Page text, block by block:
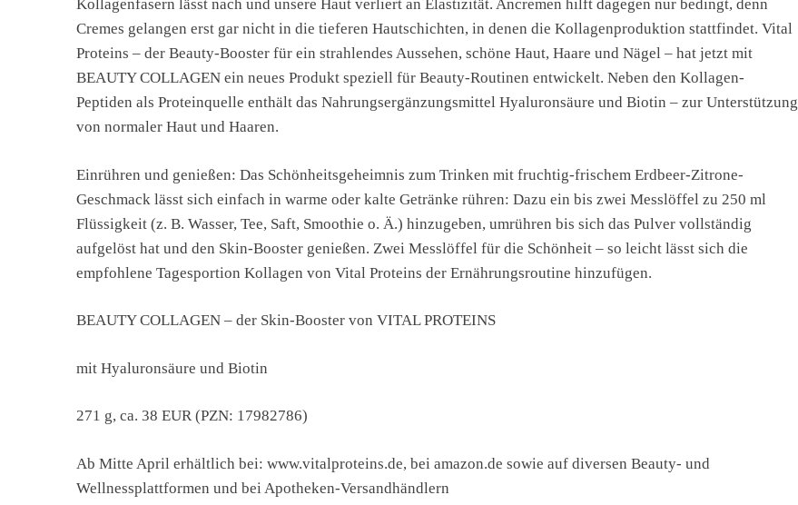
Kollagenfasern lässt nach und unsere Haut verliert an Elastizität. Ancremen hilft dagegen nur bedingt, denn
Cremes gelangen erst gar nicht in die tieferen Hautschichten, in denen die Kollagenproduktion stattfindet. Vital
Proteins – der Beauty-Booster für ein strahlendes Aussehen, schöne Haut, Haare und Nägel – hat jetzt mit
BEAUTY COLLAGEN ein neues Produkt speziell für Beauty-Routinen entwickelt. Neben den Kollagen-
Peptiden als Proteinquelle enthält das Nahrungsergänzungsmittel Hyaluronsäure und Biotin – zur Unterstützung
von normaler Haut und Haaren.
Einrühren und genießen: Das Schönheitsgeheimnis zum Trinken mit fruchtig-frischem Erdbeer-Zitrone-
Geschmack lässt sich einfach in warme oder kalte Getränke rühren: Dazu ein bis zwei Messlöffel zu 250 ml
Flüssigkeit (z. B. Wasser, Tee, Saft, Smoothie o. Ä.) hinzugeben, umrühren bis sich das Pulver vollständig
aufgelöst hat und den Skin-Booster genießen. Zwei Messlöffel für die Schönheit – so leicht lässt sich die
empfohlene Tagesportion Kollagen von Vital Proteins der Ernährungsroutine hinzufügen.
BEAUTY COLLAGEN – der Skin-Booster von VITAL PROTEINS
mit Hyaluronsäure und Biotin
271 g, ca. 38 EUR (PZN: 17982786)
Ab Mitte April erhältlich bei: www.vitalproteins.de, bei amazon.de sowie auf diversen Beauty- und
Wellnessplattformen und bei Apotheken-Versandhändlern